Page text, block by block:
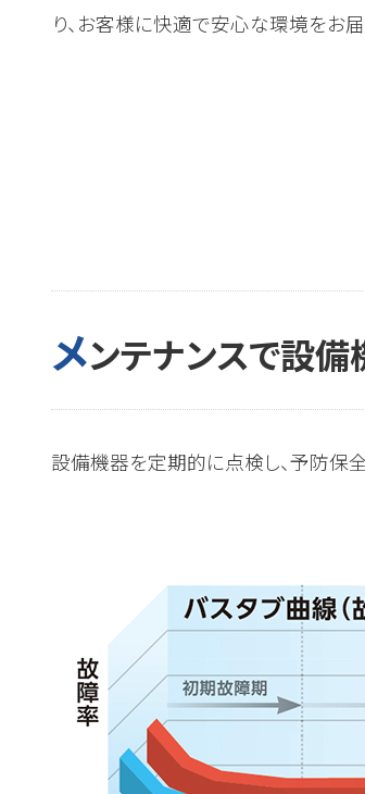
り、お客様に快適で安心な環境をお届
メンテナンスで設
設備機器を定期的に点検し、予防保